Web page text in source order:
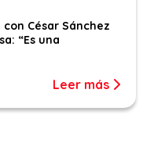
César Sánchez
“Es una
Leer más